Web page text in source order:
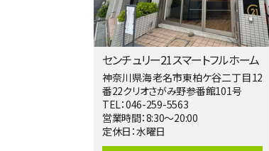
3,680万円
4ＬＤＫ
橋本駅
バ19分・歩8分
開放感があり日当たり良好な南西・北西角
地区画。 …
第6位
3,680万円
4ＳＬＤＫ
センチュリー21スマートフルホーム
神奈川県海老名市東柏ケ谷二丁目12
番22クリオさがみ野参番館101号
TEL：046-259-5563
営業時間：8:30～20:00
定休日：水曜日